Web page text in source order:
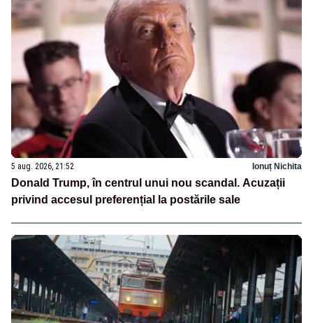
5 aug. 2026, 21:52 Ionuț Nichita
Donald Trump, în centrul unui nou scandal. Acuzații
privind accesul preferențial la postările sale